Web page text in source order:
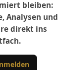
bleiben:
Analysen und
direkt ins